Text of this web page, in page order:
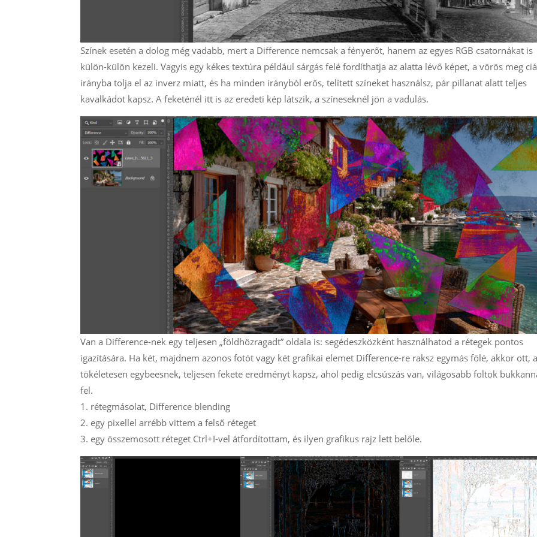
Színek esetén a dolog még vadabb, mert a Difference nemcsak a fényerőt, hanem az egyes RGB csatornákat is
külön-külön kezeli. Vagyis egy kékes textúra például sárgás felé fordíthatja az alatta lévő képet, a vörös meg
irányba tolja el az inverz miatt, és ha minden irányból erős, telített színeket használsz, pár pillanat alatt teljes
kavalkádot kapsz. A feketénél itt is az eredeti kép látszik, a színeseknél jön a vadulás.
Van a Difference-nek egy teljesen „földhözragadt” oldala is: segédeszközként használhatod a rétegek pontos
igazítására. Ha két, majdnem azonos fotót vagy két grafikai elemet Difference-re raksz egymás fölé, akkor ott,
tökéletesen egybeesnek, teljesen fekete eredményt kapsz, ahol pedig elcsúszás van, világosabb foltok
fel.
1. rétegmásolat, Difference blending
2. egy pixellel arrébb vittem a felső réteget
3. egy összemosott réteget Ctrl+I-vel átfordítottam, és ilyen grafikus rajz lett belőle.